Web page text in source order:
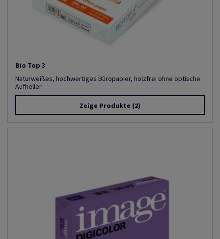
Bio Top 3
Naturweißes, hochwertiges Büropapier, holzfrei ohne optische
Aufheller
Zeige Produkte (2)